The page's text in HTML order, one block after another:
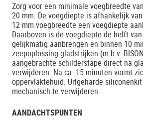
Zorg voor een minimale voegbreedte
20 mm. De voegdiepte is afhankelijk
12 mm voegbreedte een voegdiepte
Daarboven is de voegdiepte de helft
gelijkmatig aanbrengen en binnen 10
zeepoplossing gladstrijken (m.b.v.
aangebrachte schilderstape direct na
verwijderen. Na ca. 15 minuten vormt
oppervlaktehuid. Uitgeharde
mechanisch te verwijderen.
AANDACHTSPUNTEN